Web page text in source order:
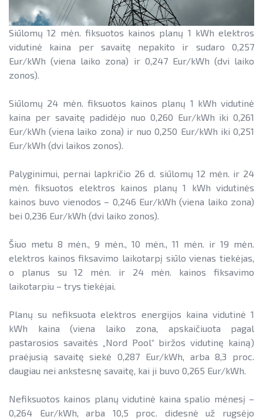
Siūlomų 12 mėn. fiksuotos kainos planų 1 kWh elektros
vidutinė kaina per savaitę nepakito ir sudaro 0,257
Eur/kWh (viena laiko zona) ir 0,247 Eur/kWh (dvi laiko
zonos).
Siūlomų 24 mėn. fiksuotos kainos planų 1 kWh vidutinė
kaina per savaitę padidėjo nuo 0,260 Eur/kWh iki 0,261
Eur/kWh (viena laiko zona) ir nuo 0,250 Eur/kWh iki 0,251
Eur/kWh (dvi laikos zonos).
Palyginimui, pernai lapkričio 26 d. siūlomų 12 mėn. ir 24
mėn. fiksuotos elektros kainos planų 1 kWh vidutinės
kainos buvo vienodos – 0,246 Eur/kWh (viena laiko zona)
bei 0,236 Eur/kWh (dvi laiko zonos).
Šiuo metu 8 mėn., 9 mėn., 10 mėn., 11 mėn. ir 19 mėn.
elektros kainos fiksavimo laikotarpį siūlo vienas tiekėjas,
o planus su 12 mėn. ir 24 mėn. kainos fiksavimo
laikotarpiu – trys tiekėjai.
Planų su nefiksuota elektros energijos kaina vidutinė 1
kWh kaina (viena laiko zona, apskaičiuota pagal
pastarosios savaitės „Nord Pool“ biržos vidutinę kainą)
praėjusią savaitę siekė 0,287 Eur/kWh, arba 8,3 proc.
daugiau nei ankstesnę savaitę, kai ji buvo 0,265 Eur/kWh.
Nefiksuotos kainos planų vidutinė kaina spalio mėnesį –
0,264 Eur/kWh, arba 10,5 proc. didesnė už rugsėjo